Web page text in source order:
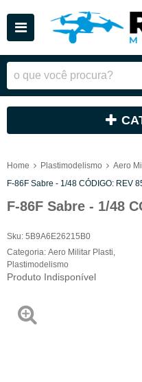
Home Plastimodelismo
Aero
F-86F Sabre - 1/48 CÓDIGO: REV
F-86F Sabre - 1/48
Sku: 5B9A6E26215B0
Categoria: Aero Militar Plasti
Plastimodelismo
Produto Indisponível